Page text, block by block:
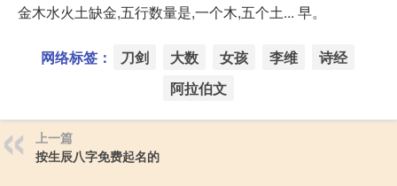
金木水火土缺金,五行数量是,一个木,五个土... 早。
网络标签： 刀剑 大数 女孩 李维
诗经
阿拉伯文
上一篇
按生辰八字免费起名的